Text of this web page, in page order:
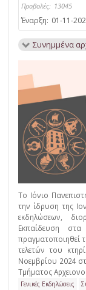
Προβολές: 13045
Έναρξη: 01-11-
Συνημμένα
Το Ιόνιο
την ίδρυση της
εκδηλώσεων,
Εκπαίδευση
πραγματοποιηθεί
τελετών του
Νοεμβρίου 2024
Τμήματος
Γενικές Εκδηλώσεις